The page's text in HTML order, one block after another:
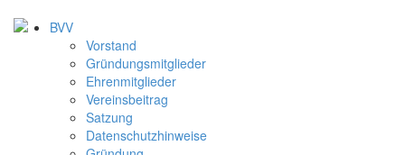
BVV
Vorstand
Gründungsmitglieder
Ehrenmitglieder
Vereinsbeitrag
Satzung
Datenschutzhinweise